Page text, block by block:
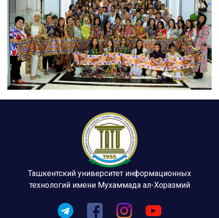
Ташкентский университет информационных
технологий имени Мухаммада ал-Хоразмий